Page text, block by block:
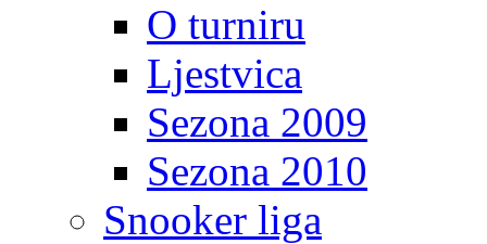
O turniru
Ljestvica
Sezona 2009
Sezona 2010
Snooker liga